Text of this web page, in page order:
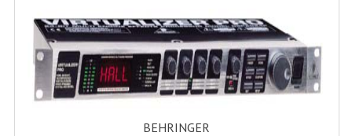
Accessoires Pieds Cellules Diamants
Accessoires Enceintes
Accessoires Micro, Pieds De Régie
Cellule (s)
BEHRINGER